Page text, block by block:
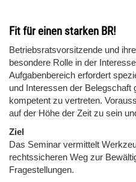
Fit für einen starken BR!
Betriebsratsvorsitzende und
besondere Rolle in der
Aufgabenbereich erfordert
und Interessen der Belegschaft
kompetent zu vertreten.
auf der Höhe der Zeit zu sein
Ziel
Das Seminar vermittelt
rechtssicheren Weg zur
Fragestellungen.